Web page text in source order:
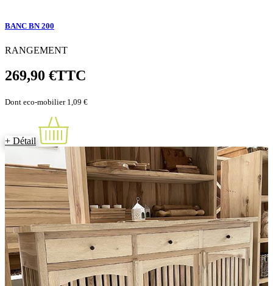
BANC BN 200
RANGEMENT
269,90 €TTC
Dont eco-mobilier 1,09 €
+ Détail